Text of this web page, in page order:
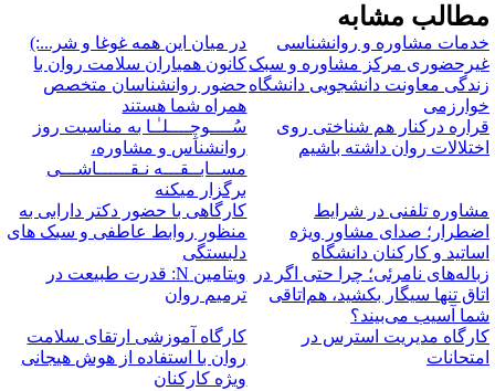
مشابه
مشاوره و روانشناسی
مرکز مشاوره و سبک
معاونت دانشجویی دانشگاه
در میان این همه غوغا و شر...:)
کانون همیاران سلامت روان با
حضور روانشناسان متخصص
همراه شما هستند
درکنار هم شناختی روی
روان داشته باشیم
سُــــوچِــــلـٰـا به مناسبت روز
روانشناس و مشاوره،
مســابــقـــه نـقــــــاشـــی
برگزار میکنه
تلفنی در شرایط
صدای مشاور ویژه
و کارکنان دانشگاه
کارگاهی با حضور دکتر دارابی به
منظور روابط عاطفی و سبک های
دلبستگی
نامرئی؛ چرا حتی اگر در
تنها سیگار بکشید، هم‌اتاقی
آسیب می‌بیند؟
ویتامین N: قدرت طبیعت در
ترمیم روان
مدیریت استرس در
کارگاه آموزشی ارتقای سلامت
روان با استفاده از هوش هیجانی
ویژه کارکنان